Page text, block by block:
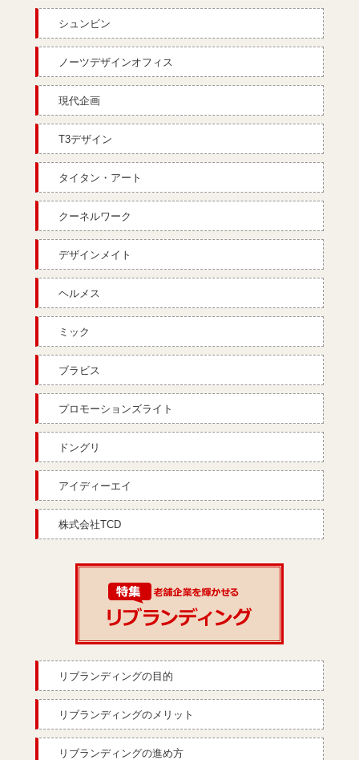
シュンビン
ノーツデザインオフィス
現代企画
T3デザイン
タイタン・アート
クーネルワーク
デザインメイト
ヘルメス
ミック
ブラビス
プロモーションズライト
ドングリ
アイディーエイ
株式会社TCD
リブランディングの目的
リブランディングのメリット
リブランディングの進め方